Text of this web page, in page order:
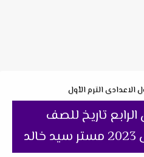
الاعدادى الترم الأول
الرابع تاريخ للصف